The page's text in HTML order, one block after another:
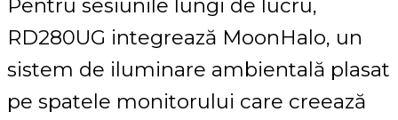
Pentru sesiunile lungi de lucru,
RD280UG integrează MoonHalo, un
sistem de iluminare ambientală plasat
pe spatele monitorului care creează